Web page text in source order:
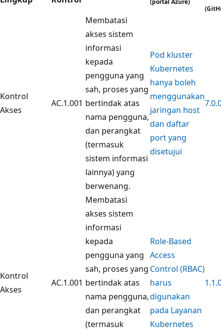
Kontrol
Akses
AC.1.001
Membatasi
akses sistem
informasi
kepada
pengguna yang
sah, proses yang
bertindak atas
nama pengguna,
dan perangkat
(termasuk
sistem informasi
lainnya) yang
berwenang.
Pod kluster
Kubernetes
hanya boleh
menggunakan
jaringan host
dan daftar
port yang
disetujui
Kontrol
Akses
AC.1.001
Membatasi
akses sistem
informasi
kepada
pengguna yang
sah, proses yang
bertindak atas
nama pengguna,
dan perangkat
(termasuk
Role-Based
Access
Control (RBAC)
harus
digunakan
pada Layanan
Kubernetes